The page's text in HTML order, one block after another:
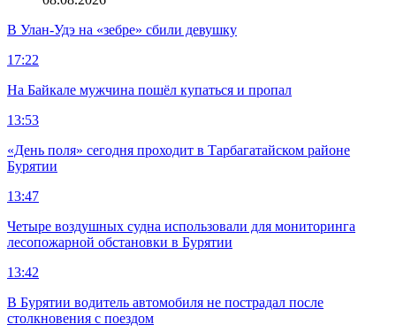
В Улан-Удэ на «зебре» сбили девушку
17:22
На Байкале мужчина пошёл купаться и пропал
13:53
«День поля» сегодня проходит в Тарбагатайском районе
Бурятии
13:47
Четыре воздушных судна использовали для мониторинга
лесопожарной обстановки в Бурятии
13:42
В Бурятии водитель автомобиля не пострадал после
столкновения с поездом